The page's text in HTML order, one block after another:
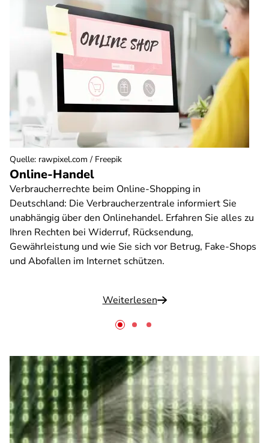
Online-Handel
Verbraucherrechte beim Online-Shopping in
Deutschland: Die Verbraucherzentrale informiert Sie
unabhängig über den Onlinehandel. Erfahren Sie alles zu
Ihren Rechten bei Widerruf, Rücksendung,
Gewährleistung und wie Sie sich vor Betrug, Fake-Shops
und Abofallen im Internet schützen.
Weiterlesen
Quelle: rawpixel.com / Freepik